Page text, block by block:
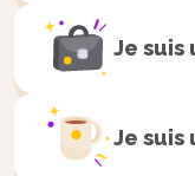
Je suis
Je suis